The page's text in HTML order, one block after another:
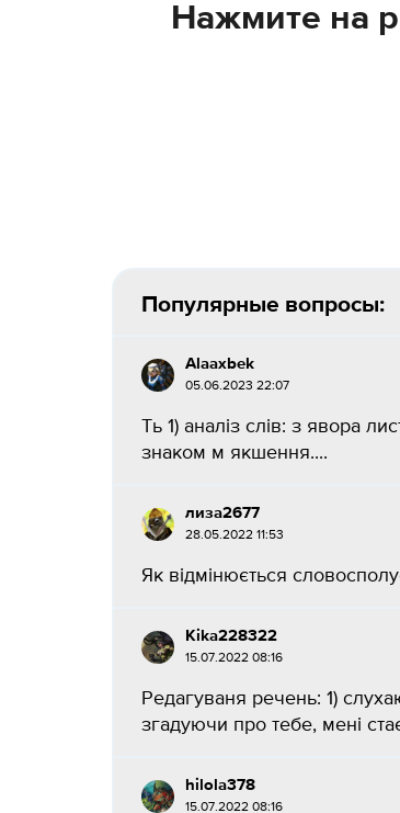
Нажмите на
Популярные вопросы:
Alaaxbek
05.06.2023 22:07
Ть 1) аналіз слів: з явора
знаком м якшення....
лиза2677
28.05.2022 11:53
Як відмінюється
Kika228322
15.07.2022 08:16
Редагуваня речень: 1)
згадуючи про тебе, мені
hilola378
15.07.2022 08:16